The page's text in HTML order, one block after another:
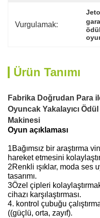
Vurgulamak:
Ürün Tanımı
Fabrika Doğrudan Para
Oyuncak Yakalayıcı
Makinesi
Oyun açıklaması
1Bağımsız bir araştırma
hareket etmesini
2Renkli ışıklar, moda ses
tasarımı.
3Özel çipleri
cihazı karşılaştırması.
4. kontrol çubuğu
((güçlü, orta, zayıf).